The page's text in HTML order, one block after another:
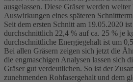
ausgelassen. Diese Gräser werden
Auswirkungen eines späteren
Seit dem ersten Schnitt am 19.05.2020
durchschnittlich 22,4 % auf ca. 25 % je
durchschnittliche Energiegehalt ist um
Bei allen Gräsern zeigen sich jetzt die
die engmaschigen Analysen lassen sich
Gräser gut verdeutlichen. So ist der
zunehmenden Rohfasergehalt und dem